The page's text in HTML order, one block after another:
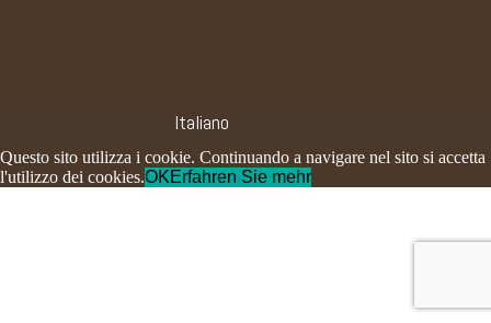
Italiano
Questo sito utilizza i cookie. Continuando a navigare nel sito si accetta
l'utilizzo dei cookies.OKErfahren Sie mehr